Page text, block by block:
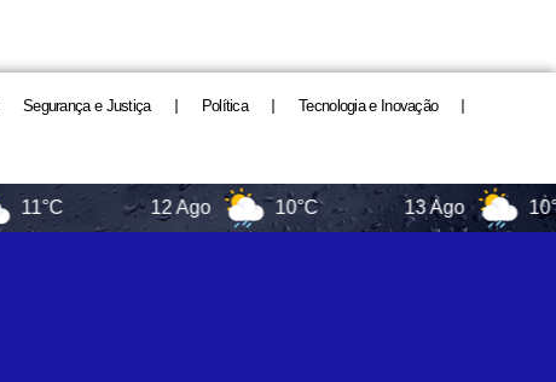
Segurança e Justiça Política Tecnologia e Inovação
12 Ago 10°C 13 Ago 10°C